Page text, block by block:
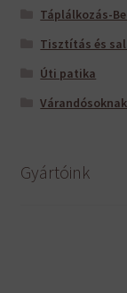
Táplálkozás-
Tisztítás és
Úti patika
Várandósoknak
Gyártóink